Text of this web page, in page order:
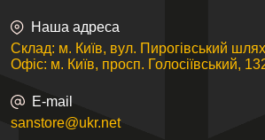
Наша адреса
Склад: м. Київ, вул. Пирогівський
Офіс: м. Київ, просп. Голосіївський,
E-mail
sanstore@ukr.net